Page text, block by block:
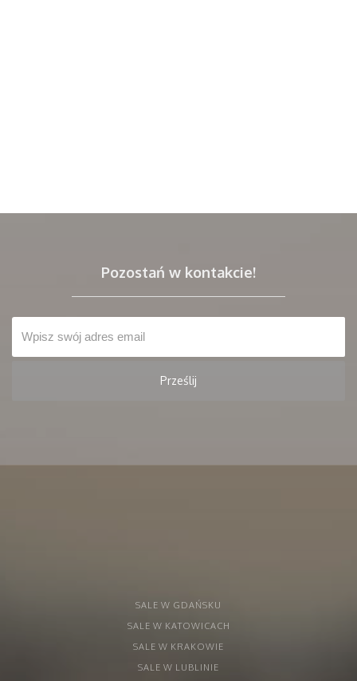
Pozostań w kontakcie!
SALE W GDAŃSKU
SALE W KATOWICACH
SALE W KRAKOWIE
SALE W LUBLINIE